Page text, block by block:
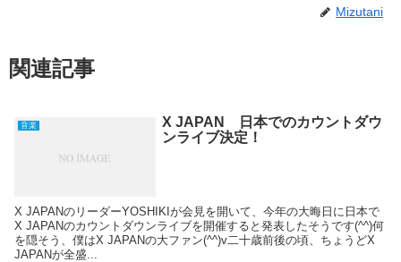
Mizutani
関連記事
音楽
X JAPAN 日本でのカウントダウ
ンライブ決定！
X JAPANのリーダーYOSHIKIが会見を開いて、今年の大晦日に日本で
X JAPANのカウントダウンライブを開催すると発表したそうです(^^)何
を隠そう、僕はX JAPANの大ファン(^^)v二十歳前後の頃、ちょうどX
JAPANが全盛...